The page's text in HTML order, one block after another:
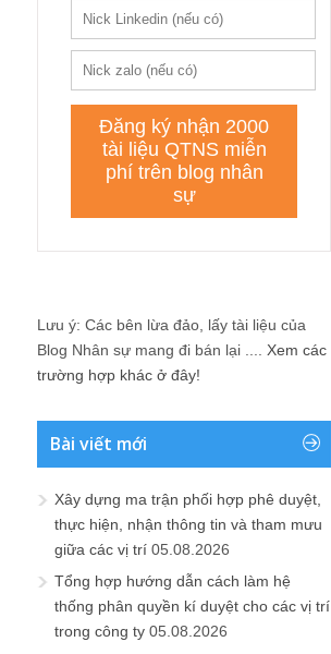
Lưu ý: Các bên lừa đảo, lấy tài liệu của
Blog Nhân sự mang đi bán lại .... Xem các
trường hợp khác ở đây!
Bài viết mới
Xây dựng ma trận phối hợp phê duyệt,
thực hiện, nhận thông tin và tham mưu
giữa các vị trí 05.08.2026
Tổng hợp hướng dẫn cách làm hệ
thống phân quyền kí duyệt cho các vị trí
trong công ty 05.08.2026